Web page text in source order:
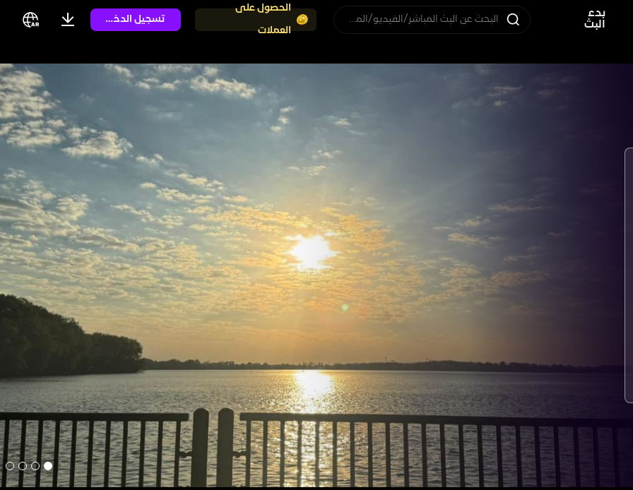
بدء
البث
البحث عن البث المباشر/الفيديو/المستخدم
الحصول على
العملات
تسجيل الدخول